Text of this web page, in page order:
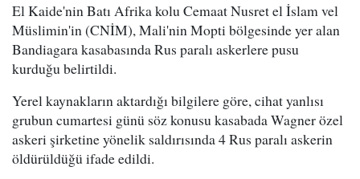
El Kaide'nin Batı Afrika kolu Cemaat Nusret el İslam vel
Müslimin'in (CNİM), Mali'nin Mopti bölgesinde yer alan
Bandiagara kasabasında Rus paralı askerlere pusu
kurduğu belirtildi.
Yerel kaynakların aktardığı bilgilere göre, cihat yanlısı
grubun cumartesi günü söz konusu kasabada Wagner özel
askeri şirketine yönelik saldırısında 4 Rus paralı askerin
öldürüldüğü ifade edildi.